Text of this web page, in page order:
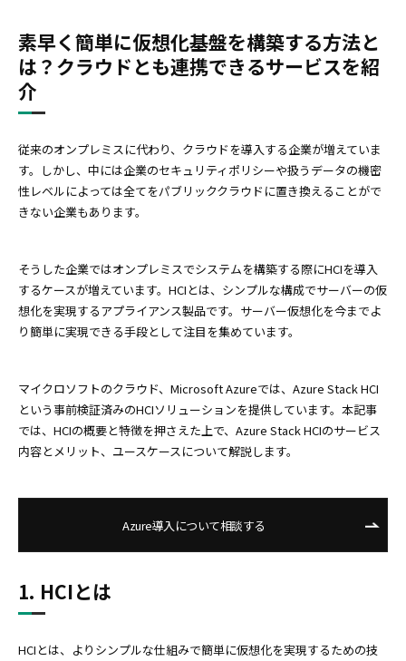
素早く簡単に仮想化基盤を構築する方法と
は？クラウドとも連携できるサービスを紹
介
従来のオンプレミスに代わり、クラウドを導入する企業が増えていま
す。しかし、中には企業のセキュリティポリシーや扱うデータの機密
性レベルによっては全てをパブリッククラウドに置き換えることがで
きない企業もあります。
そうした企業ではオンプレミスでシステムを構築する際にHCIを導入
するケースが増えています。HCIとは、シンプルな構成でサーバーの仮
想化を実現するアプライアンス製品です。サーバー仮想化を今までよ
り簡単に実現できる手段として注目を集めています。
マイクロソフトのクラウド、Microsoft Azureでは、Azure Stack HCI
という事前検証済みのHCIソリューションを提供しています。本記事
では、HCIの概要と特徴を押さえた上で、Azure Stack HCIのサービス
内容とメリット、ユースケースについて解説します。
Azure導入について相談する
1. HCIとは
HCIとは、よりシンプルな仕組みで簡単に仮想化を実現するための技